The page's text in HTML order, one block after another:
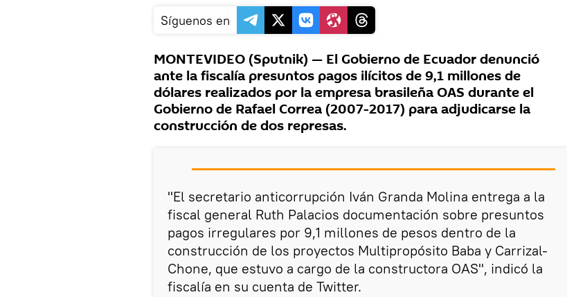
Síguenos en
MONTEVIDEO (Sputnik) — El Gobierno de Ecuador denunció
ante la fiscalía presuntos pagos ilícitos de 9,1 millones de
dólares realizados por la empresa brasileña OAS durante el
Gobierno de Rafael Correa (2007-2017) para adjudicarse la
construcción de dos represas.
"El secretario anticorrupción Iván Granda Molina entrega a la
fiscal general Ruth Palacios documentación sobre presuntos
pagos irregulares por 9,1 millones de pesos dentro de la
construcción de los proyectos Multipropósito Baba y Carrizal-
Chone, que estuvo a cargo de la constructora OAS", indicó la
fiscalía en su cuenta de Twitter.